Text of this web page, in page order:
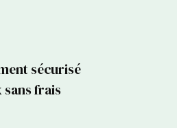
sécurisé
sans frais